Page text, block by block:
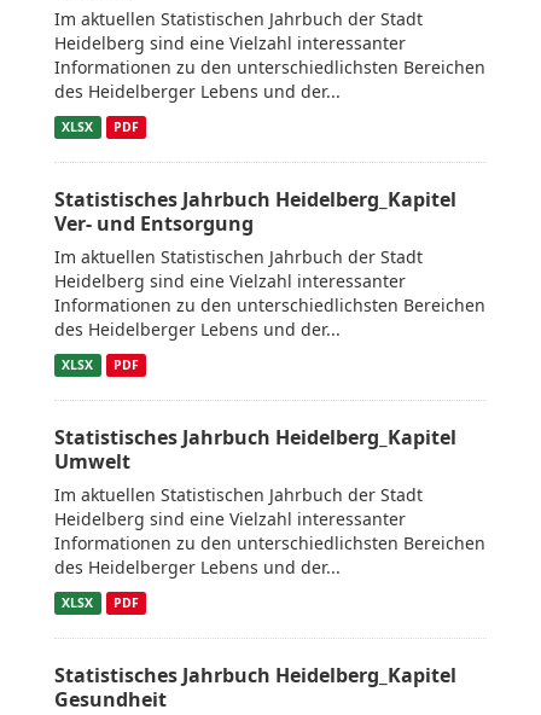
Im aktuellen Statistischen Jahrbuch der Stadt
Heidelberg sind eine Vielzahl interessanter
Informationen zu den unterschiedlichsten Bereichen
des Heidelberger Lebens und der...
XLSX PDF
Statistisches Jahrbuch Heidelberg_Kapitel
Ver- und Entsorgung
Im aktuellen Statistischen Jahrbuch der Stadt
Heidelberg sind eine Vielzahl interessanter
Informationen zu den unterschiedlichsten Bereichen
des Heidelberger Lebens und der...
XLSX PDF
Statistisches Jahrbuch Heidelberg_Kapitel
Umwelt
Im aktuellen Statistischen Jahrbuch der Stadt
Heidelberg sind eine Vielzahl interessanter
Informationen zu den unterschiedlichsten Bereichen
des Heidelberger Lebens und der...
XLSX PDF
Statistisches Jahrbuch Heidelberg_Kapitel
Gesundheit